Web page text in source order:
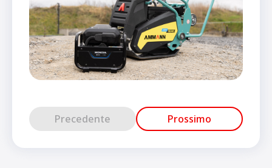
Precedente Prossimo